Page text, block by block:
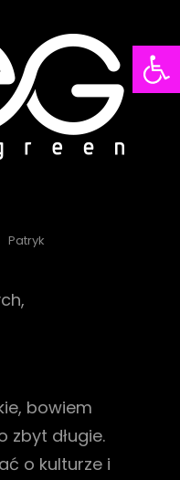
Patryk
bowiem
zbyt długie.
o kulturze i